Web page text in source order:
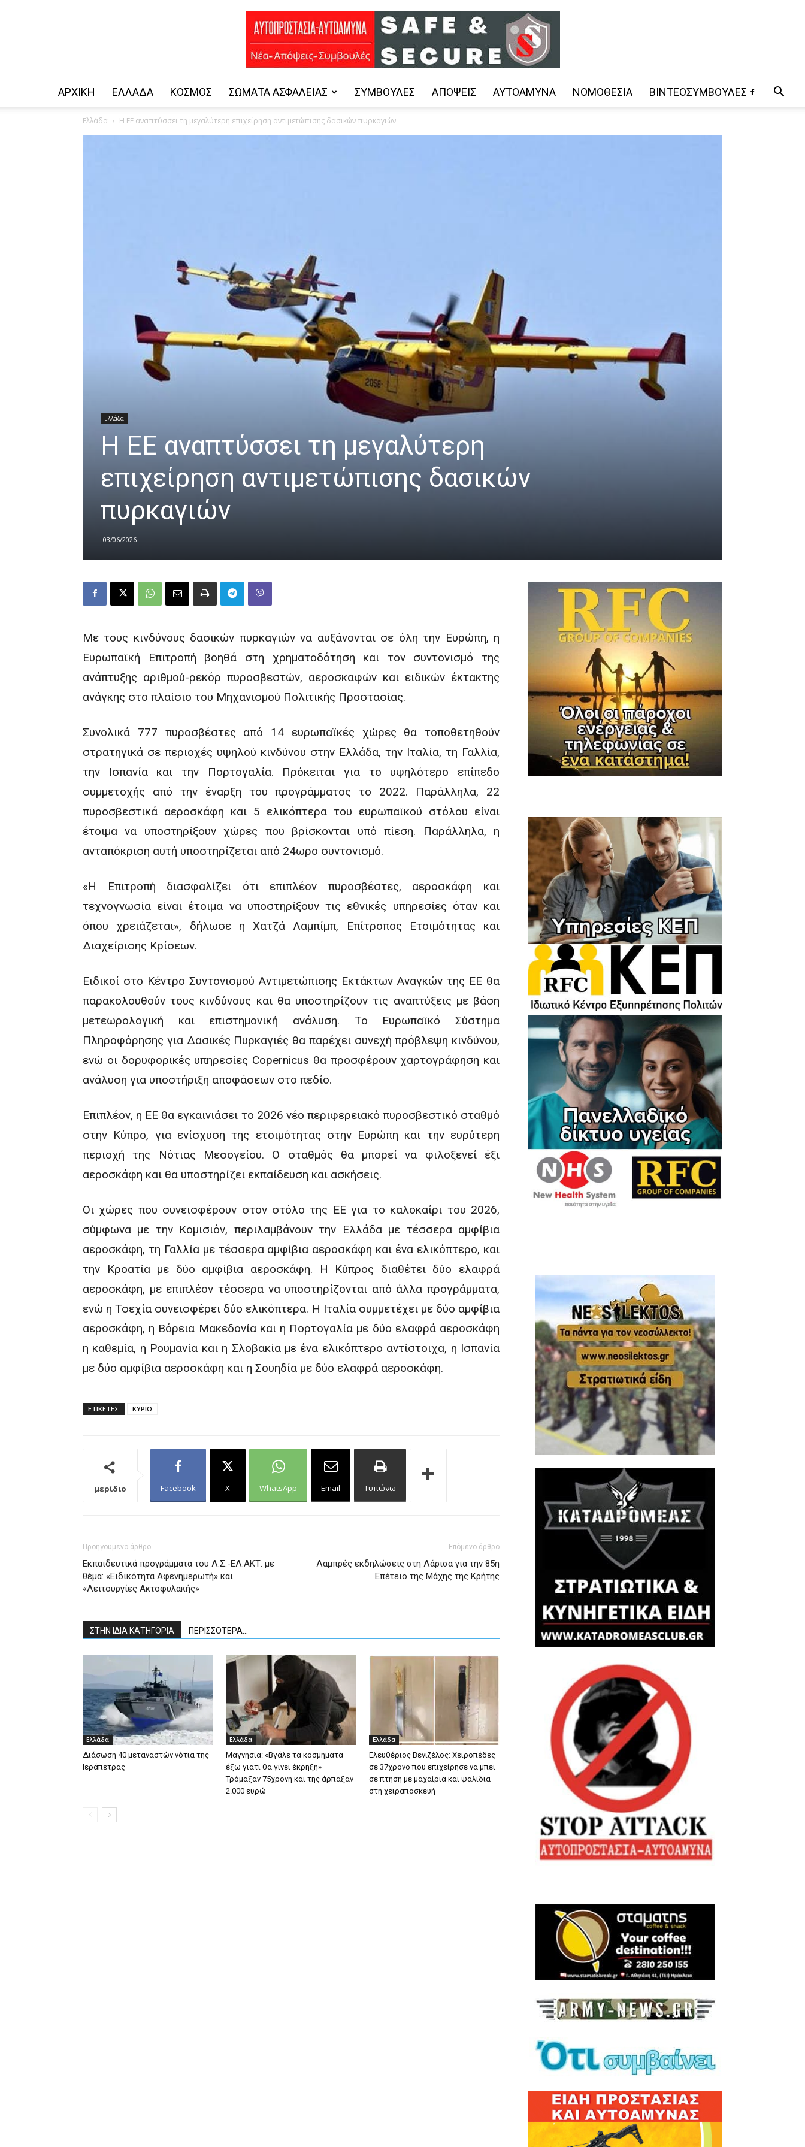
ΑΡΧΙΚΗ ΕΛΛΆΔΑ ΚΌΣΜΟΣ ΣΏΜΑΤΑ ΑΣΦΑΛΕΊΑΣ ΣΥΜΒΟΥΛΈΣ ΑΠΌΨΕΙΣ ΑΥΤΟΆΜΥΝΑ ΝΟΜΟΘΕΣΊΑ ΒΊΝΤΕΟΣΥΜΒΟΥΛΈΣ
Ελλάδα Η ΕΕ αναπτύσσει τη μεγαλύτερη επιχείρηση αντιμετώπισης δασικών πυρκαγιών
Ελλάδα
Η ΕΕ αναπτύσσει τη μεγαλύτερη
επιχείρηση αντιμετώπισης δασικών
πυρκαγιών
03/06/2026
Με τους κινδύνους δασικών πυρκαγιών να αυξάνονται σε όλη την Ευρώπη, η
Ευρωπαϊκή Επιτροπή βοηθά στη χρηματοδότηση και τον συντονισμό της
ανάπτυξης αριθμού-ρεκόρ πυροσβεστών, αεροσκαφών και ειδικών έκτακτης
ανάγκης στο πλαίσιο του Μηχανισμού Πολιτικής Προστασίας.
Συνολικά 777 πυροσβέστες από 14 ευρωπαϊκές χώρες θα τοποθετηθούν
στρατηγικά σε περιοχές υψηλού κινδύνου στην Ελλάδα, την Ιταλία, τη Γαλλία,
την Ισπανία και την Πορτογαλία. Πρόκειται για το υψηλότερο επίπεδο
συμμετοχής από την έναρξη του προγράμματος το 2022. Παράλληλα, 22
πυροσβεστικά αεροσκάφη και 5 ελικόπτερα του ευρωπαϊκού στόλου είναι
έτοιμα να υποστηρίξουν χώρες που βρίσκονται υπό πίεση. Παράλληλα, η
ανταπόκριση αυτή υποστηρίζεται από 24ωρο συντονισμό.
«Η Επιτροπή διασφαλίζει ότι επιπλέον πυροσβέστες, αεροσκάφη και
τεχνογνωσία είναι έτοιμα να υποστηρίξουν τις εθνικές υπηρεσίες όταν και
όπου χρειάζεται», δήλωσε η Χατζά Λαμπίμπ, Επίτροπος Ετοιμότητας και
Διαχείρισης Κρίσεων.
Eιδικοί στο Κέντρο Συντονισμού Αντιμετώπισης Εκτάκτων Αναγκών της ΕΕ θα
παρακολουθούν τους κινδύνους και θα υποστηρίζουν τις αναπτύξεις με βάση
μετεωρολογική και επιστημονική ανάλυση. Το Ευρωπαϊκό Σύστημα
Πληροφόρησης για Δασικές Πυρκαγιές θα παρέχει συνεχή πρόβλεψη κινδύνου,
ενώ οι δορυφορικές υπηρεσίες Copernicus θα προσφέρουν χαρτογράφηση και
ανάλυση για υποστήριξη αποφάσεων στο πεδίο.
Επιπλέον, η ΕΕ θα εγκαινιάσει το 2026 νέο περιφερειακό πυροσβεστικό σταθμό
στην Κύπρο, για ενίσχυση της ετοιμότητας στην Ευρώπη και την ευρύτερη
περιοχή της Νότιας Μεσογείου. Ο σταθμός θα μπορεί να φιλοξενεί έξι
αεροσκάφη και θα υποστηρίζει εκπαίδευση και ασκήσεις.
Οι χώρες που συνεισφέρουν στον στόλο της ΕΕ για το καλοκαίρι του 2026,
σύμφωνα με την Κομισιόν, περιλαμβάνουν την Ελλάδα με τέσσερα αμφίβια
αεροσκάφη, τη Γαλλία με τέσσερα αμφίβια αεροσκάφη και ένα ελικόπτερο, και
την Κροατία με δύο αμφίβια αεροσκάφη. Η Κύπρος διαθέτει δύο ελαφρά
αεροσκάφη, με επιπλέον τέσσερα να υποστηρίζονται από άλλα προγράμματα,
ενώ η Τσεχία συνεισφέρει δύο ελικόπτερα. Η Ιταλία συμμετέχει με δύο αμφίβια
αεροσκάφη, η Βόρεια Μακεδονία και η Πορτογαλία με δύο ελαφρά αεροσκάφη
η καθεμία, η Ρουμανία και η Σλοβακία με ένα ελικόπτερο αντίστοιχα, η Ισπανία
με δύο αμφίβια αεροσκάφη και η Σουηδία με δύο ελαφρά αεροσκάφη.
ΕΤΙΚΕΤΕΣ ΚΥΡΙΟ
μερίδιο Facebook X WhatsApp Email Τυπώνω
Προηγούμενο άρθρο
Εκπαιδευτικά προγράμματα του Λ.Σ.-ΕΛ.ΑΚΤ. με
θέμα: «Ειδικότητα Αφενημερωτή» και
«Λειτουργίες Ακτοφυλακής»
Επόμενο άρθρο
Λαμπρές εκδηλώσεις στη Λάρισα για την 85η
Επέτειο της Μάχης της Κρήτης
ΣΤΗΝ ΙΔΙΑ ΚΑΤΗΓΟΡΙΑ ΠΕΡΙΣΣΟΤΕΡΑ...
Ελλάδα
Διάσωση 40 μεταναστών νότια της
Ιεράπετρας
Ελλάδα
Μαγνησία: «Βγάλε τα κοσμήματα
έξω γιατί θα γίνει έκρηξη» –
Τρόμαξαν 75χρονη και της άρπαξαν
2.000 ευρώ
Ελλάδα
Ελευθέριος Βενιζέλος: Χειροπέδες
σε 37χρονο που επιχείρησε να μπει
σε πτήση με μαχαίρια και ψαλίδια
στη χειραποσκευή